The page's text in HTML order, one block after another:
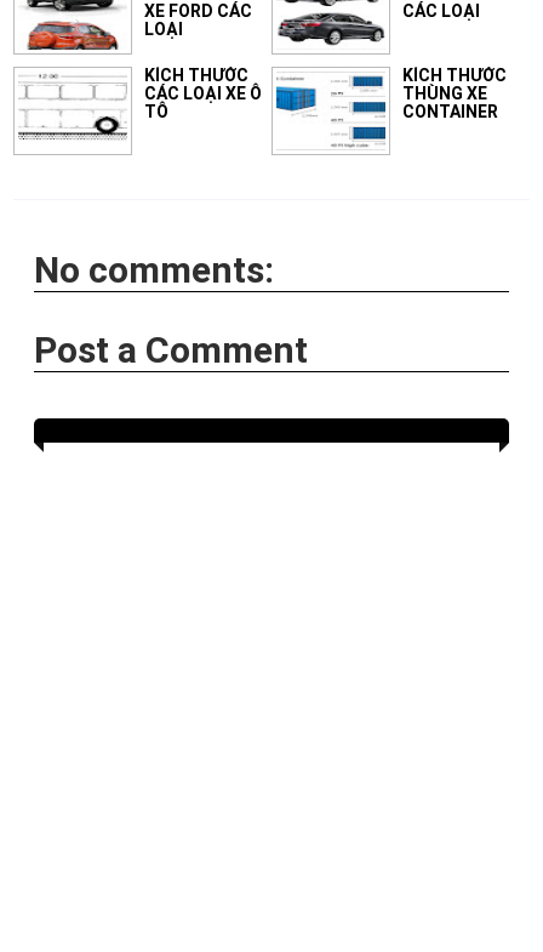
XE FORD CÁC
LOẠI
CÁC LOẠI
KÍCH THƯỚC
CÁC LOẠI XE Ô
TÔ
KÍCH THƯỚC
THÙNG XE
CONTAINER
No comments:
Post a Comment